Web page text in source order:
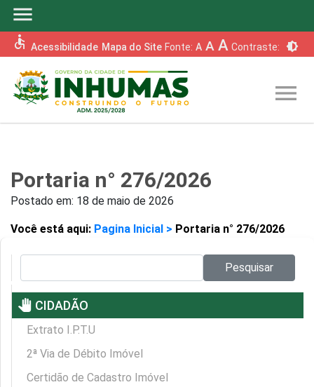
menu
accessible Acessibilidade Mapa do Site Fonte: A A A Contraste: brightness_6
menu
Portaria n° 276/2026
Postado em: 18 de maio de 2026
Você está aqui: Pagina Inicial > Portaria n° 276/2026
Pesquisar
pan_tool CIDADÃO
Extrato I.P.T.U
2ª Via de Débito Imóvel
Certidão de Cadastro Imóvel